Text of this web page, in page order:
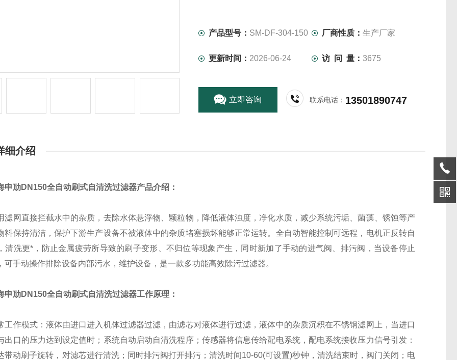
产品型号： SM-DF-304-150 厂商性质：生产厂家
更新时间： 2026-06-24 访 问 量：3675
立即咨询 联系电话： 13501890747
细介绍
申劢DN150全自动刷式自清洗过滤器产品介绍：
直接拦截水中的杂质，去除水体悬浮物、颗粒物，降低液体浊度，净化水质，减少系统污垢、菌藻、锈蚀等产
料保持清洁，保护下游生产设备不被液体中的杂质堵塞损坏能够正常运转。全自动智能控制可远程，电机正反转自
清洗更*，防止金属疲劳所导致的刷子变形、不归位等现象产生，同时新加了手动的进气阀、排污阀，当设备停止
可手动操作排除设备内部污水，维护设备，是一款多功能高效除污过滤器。
申劢DN150全自动刷式自清洗过滤器工作原理：
模式：液体由进口进入机体过滤器过滤，由滤芯对液体进行过滤，液体中的杂质沉积在不锈钢滤网上，当进口
出口的压力达到设定值时；系统自动启动自清洗程序；传感器将信息传给配电系统，配电系统接收压力信号引发：
带动刷子旋转，对滤芯进行清洗；同时排污阀打开排污；清洗时间10-60(可设置)秒钟，清洗结束时，阀门关闭；电